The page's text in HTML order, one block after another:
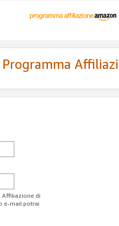
Affiliazione di
e-mail potrai